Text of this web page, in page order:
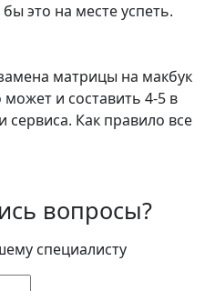
это на месте успеть.
матрицы на макбук
может и составить 4-5 в
сервиса. Как правило все
вопросы?
специалисту